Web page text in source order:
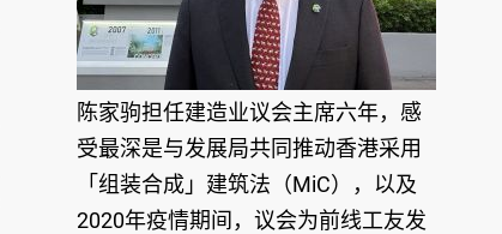
陈家驹担任建造业议会主席六年，感
受最深是与发展局共同推动香港采用
「组装合成」建筑法（MiC），以及
2020年疫情期间，议会为前线工友发